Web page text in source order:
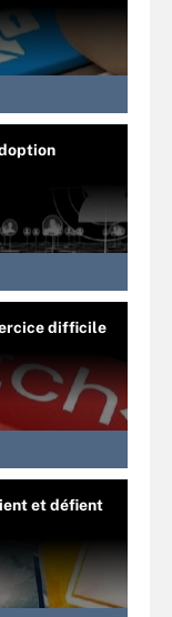
difficile
et défient